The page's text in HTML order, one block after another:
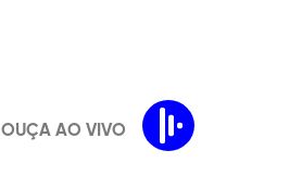
OUÇA AO VIVO